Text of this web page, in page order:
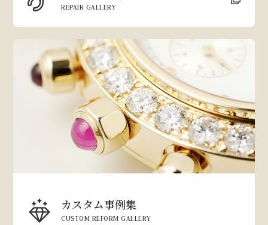
REPAIR GALLERY
カスタム事例集
CUSTOM REFORM GALLERY